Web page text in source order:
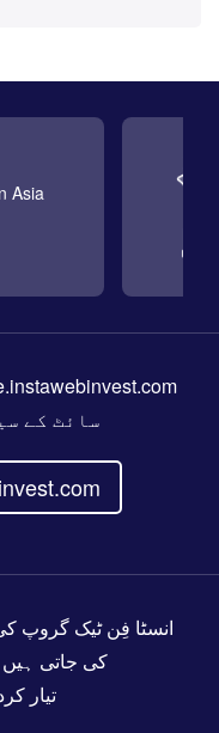
Asia
سائٹ کے
انسٹا فِن ٹیک
کی جاتی ہیں ©
تیار